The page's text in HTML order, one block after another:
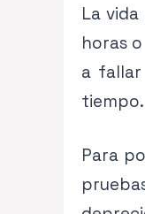
La
horas
a
tiempo.
Para